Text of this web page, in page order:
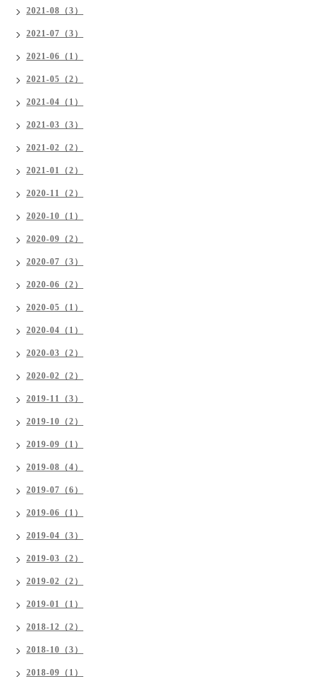
2021-08（3）
2021-07（3）
2021-06（1）
2021-05（2）
2021-04（1）
2021-03（3）
2021-02（2）
2021-01（2）
2020-11（2）
2020-10（1）
2020-09（2）
2020-07（3）
2020-06（2）
2020-05（1）
2020-04（1）
2020-03（2）
2020-02（2）
2019-11（3）
2019-10（2）
2019-09（1）
2019-08（4）
2019-07（6）
2019-06（1）
2019-04（3）
2019-03（2）
2019-02（2）
2019-01（1）
2018-12（2）
2018-10（3）
2018-09（1）